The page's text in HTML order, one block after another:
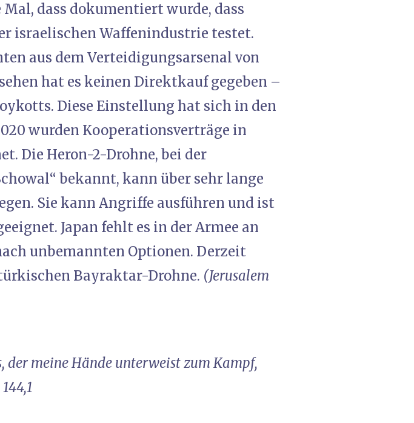
Mal, dass dokumentiert wurde, dass
israelischen Waffenindustrie testet.
aus dem Verteidigungsarsenal von
hat es keinen Direktkauf gegeben –
Diese Einstellung hat sich in den
wurden Kooperationsverträge in
Die Heron-2-Drohne, bei der
bekannt, kann über sehr lange
Sie kann Angriffe ausführen und ist
Japan fehlt es in der Armee an
unbemannten Optionen. Derzeit
Bayraktar-Drohne. (Jerusalem
der meine Hände unterweist zum Kampf,